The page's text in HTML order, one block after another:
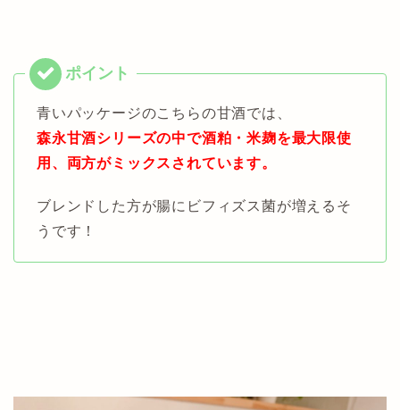
青いパッケージのこちらの甘酒では、
森永甘酒シリーズの中で酒粕・米麹を最大限使
用、両方がミックスされています。
ブレンドした方が腸にビフィズス菌が増えるそ
うです！